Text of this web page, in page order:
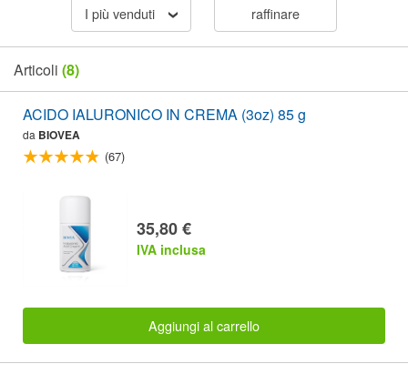
I più venduti raffinare
Articoli (8)
ACIDO IALURONICO IN CREMA (3oz) 85 g
da BIOVEA
(67)
35,80 €
IVA inclusa
Aggiungi al carrello